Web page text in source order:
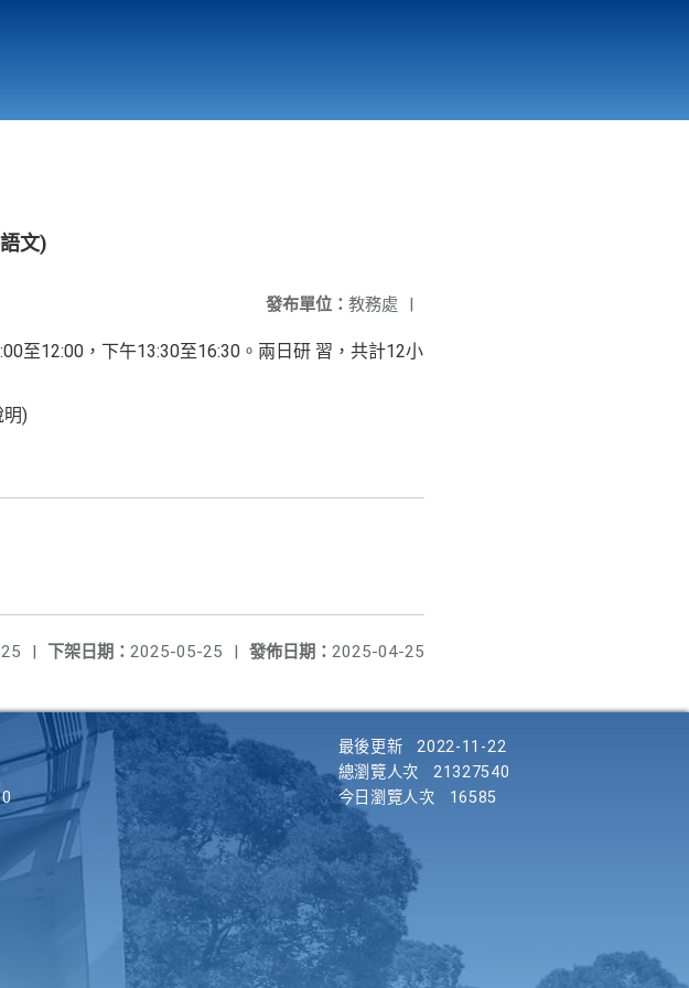
文)
發布單位： 教務處 |
至12:00，下午13:30至16:30。兩日研 習，共計12小
明)
發佈日期： 2025-04-25
下架日期： 2025-05-25 |
|
最後更新
2022-11-22
總瀏覽人次
21327540
今日瀏覽人次
16585